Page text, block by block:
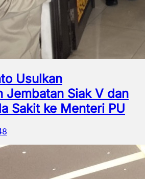
Usulkan
Jembatan Siak V dan
Sakit ke Menteri PU